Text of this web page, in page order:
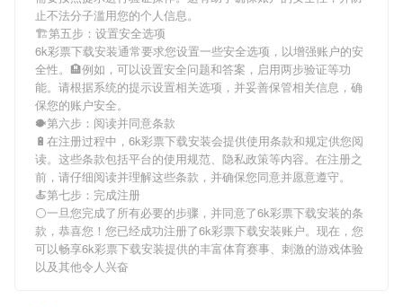
止不法分子滥用您的个人信息。
🏗第五步：设置安全选项
6k彩票下载安装通常要求您设置一些安全选项，以增强账户的安
全性。🏨例如，可以设置安全问题和答案，启用两步验证等功
能。请根据系统的提示设置相关选项，并妥善保管相关信息，确
保您的账户安全。
🐡第六步：阅读并同意条款
🔋在注册过程中， 6k彩票下载安装会提供使用条款和规定供您阅
读。这些条款包括平台的使用规范、隐私政策等内容。在注册之
前，请仔细阅读并理解这些条款，并确保您同意并愿意遵守。
🍝第七步：完成注册
⚪一旦您完成了所有必要的步骤，并同意了6k彩票下载安装的条
款，恭喜您！您已经成功注册了6k彩票下载安装账户。现在，您
可以畅享6k彩票下载安装提供的丰富体育赛事、刺激的游戏体验
以及其他令人兴奋